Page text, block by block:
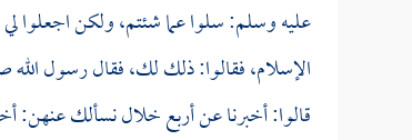
عليه وسلم: سلوا عما شئتم، ولكن اجعلوا
الإسلام، فقالوا: ذلك لك، فقال رسول الله
قالوا: أخبرنا عن أربع خلال نسألك عنهن: